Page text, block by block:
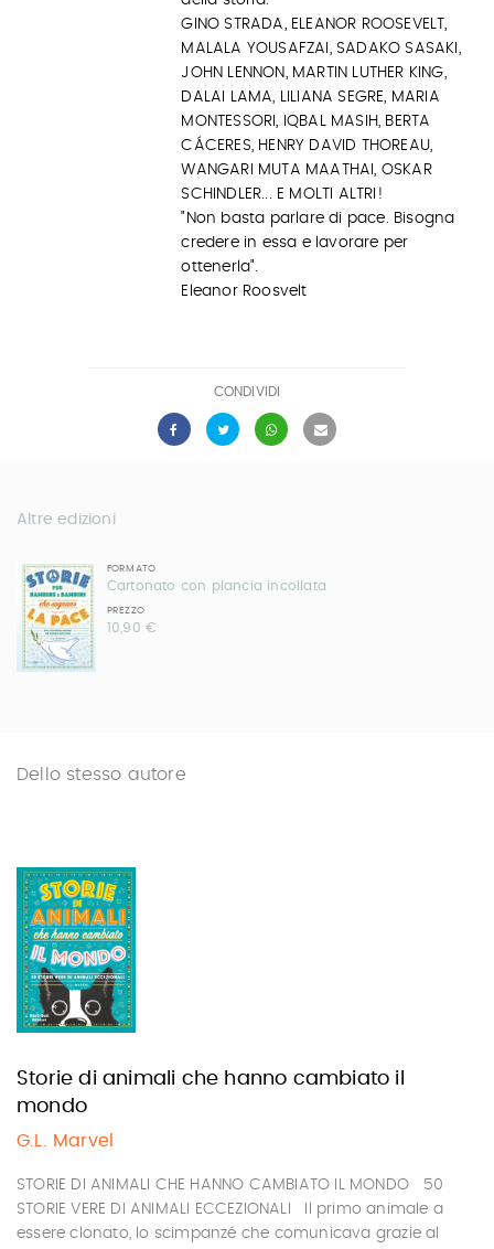
GINO STRADA, ELEANOR ROOSEVELT,
MALALA YOUSAFZAI, SADAKO SASAKI,
JOHN LENNON, MARTIN LUTHER KING,
DALAI LAMA, LILIANA SEGRE, MARIA
MONTESSORI, IQBAL MASIH, BERTA
CÁCERES, HENRY DAVID THOREAU,
WANGARI MUTA MAATHAI, OSKAR
SCHINDLER... E MOLTI ALTRI!
"Non basta parlare di pace. Bisogna
credere in essa e lavorare per
ottenerla".
Eleanor Roosvelt
CONDIVIDI
Altre edizioni
FORMATO
Cartonato con plancia incollata
PREZZO
10,90 €
Dello stesso autore
Storie di animali che hanno cambiato il
mondo
G.L. Marvel
STORIE DI ANIMALI CHE HANNO CAMBIATO IL MONDO 50
STORIE VERE DI ANIMALI ECCEZIONALI Il primo animale a
essere clonato, lo scimpanzé che comunicava grazie al